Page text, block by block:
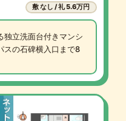
敷 なし / 礼 5.6万円
独立洗面台付きマンシ
スの石碑横入口まで8